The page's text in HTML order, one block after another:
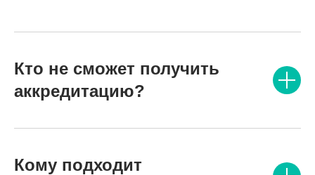
Кто не сможет получить
аккредитацию?
Кому подходит